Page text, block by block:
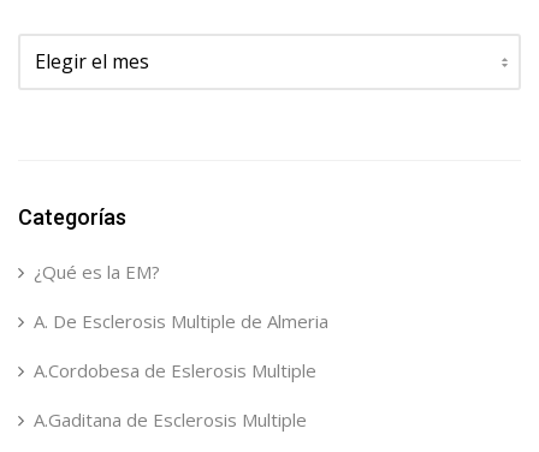
Archivos
Categorías
¿Qué es la EM?
A. De Esclerosis Multiple de Almeria
A.Cordobesa de Eslerosis Multiple
A.Gaditana de Esclerosis Multiple